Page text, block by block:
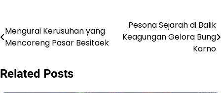
Navigasi
pos
Mengurai Kerusuhan yang
Mencoreng Pasar Besitaek
Pesona Sejarah di Balik
Keagungan Gelora Bung
Karno
Related Posts